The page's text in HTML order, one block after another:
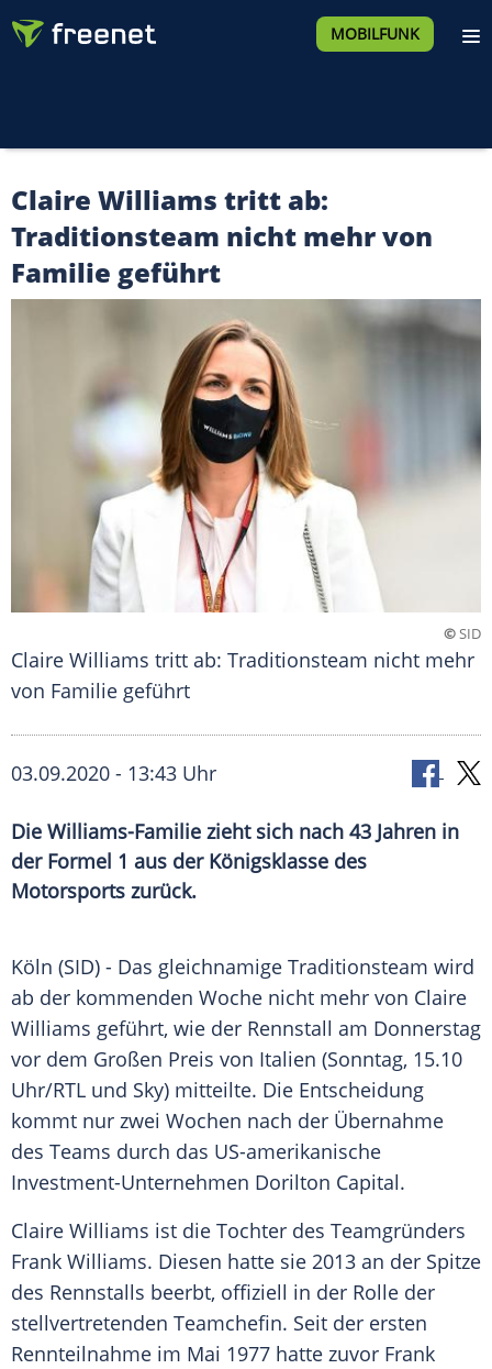
MOBILFUNK
Claire Williams tritt ab:
Traditionsteam nicht mehr von
Familie geführt
©SID
Claire Williams tritt ab: Traditionsteam nicht mehr
von Familie geführt
03.09.2020 - 13:43 Uhr
Die Williams-Familie zieht sich nach 43 Jahren in
der Formel 1 aus der Königsklasse des
Motorsports zurück.
Köln (SID) - Das gleichnamige Traditionsteam wird
ab der kommenden Woche nicht mehr von Claire
Williams geführt, wie der Rennstall am Donnerstag
vor dem Großen Preis von Italien (Sonntag, 15.10
Uhr/RTL und Sky) mitteilte. Die Entscheidung
kommt nur zwei Wochen nach der Übernahme
des Teams durch das US-amerikanische
Investment-Unternehmen Dorilton Capital.
Claire Williams ist die Tochter des Teamgründers
Frank Williams. Diesen hatte sie 2013 an der Spitze
des Rennstalls beerbt, offiziell in der Rolle der
stellvertretenden Teamchefin. Seit der ersten
Rennteilnahme im Mai 1977 hatte zuvor Frank